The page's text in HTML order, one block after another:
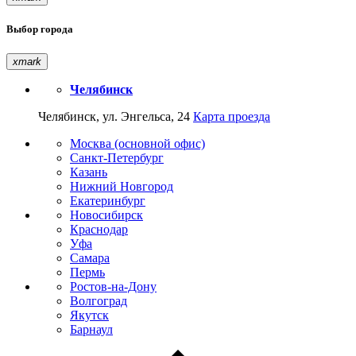
Выбор города
xmark
Челябинск
Челябинск, ул. Энгельса, 24 Карта проезда
Москва (основной офис)
Санкт-Петербург
Казань
Нижний Новгород
Екатеринбург
Новосибирск
Краснодар
Уфа
Самара
Пермь
Ростов-на-Дону
Волгоград
Якутск
Барнаул